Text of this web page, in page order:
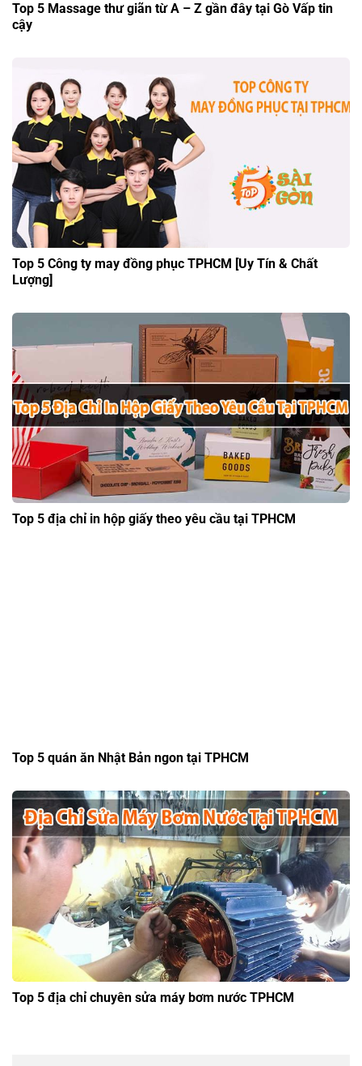
Top 5 Massage thư giãn từ A – Z gần đây tại Gò Vấp tin
cậy
Top 5 Công ty may đồng phục TPHCM [Uy Tín & Chất
Lượng]
Top 5 địa chỉ in hộp giấy theo yêu cầu tại TPHCM
Top 5 quán ăn Nhật Bản ngon tại TPHCM
Top 5 địa chỉ chuyên sửa máy bơm nước TPHCM